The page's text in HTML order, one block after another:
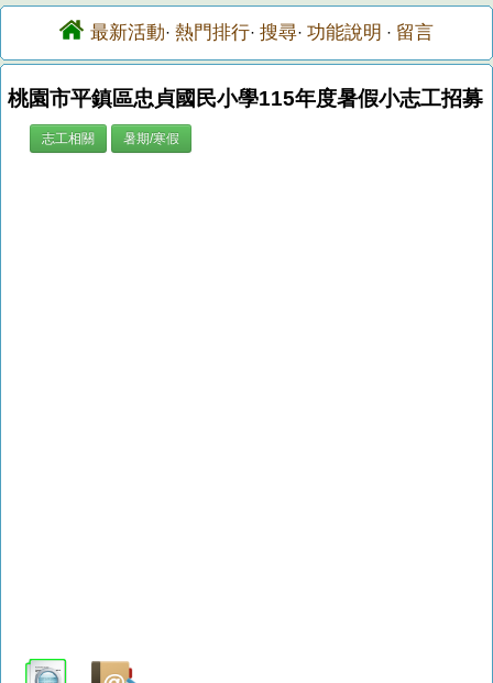
最新活動· 熱門排行· 搜尋· 功能說明 · 留言
桃園市平鎮區忠貞國民小學115年度暑假小志工招募
志工相關 暑期/寒假